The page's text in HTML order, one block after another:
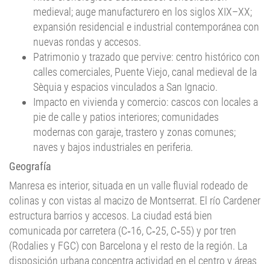
expansión residencial e industrial contemporánea con
nuevas rondas y accesos.
Patrimonio y trazado que pervive: centro histórico con
calles comerciales, Puente Viejo, canal medieval de la
Sèquia y espacios vinculados a San Ignacio.
Impacto en vivienda y comercio: cascos con locales a
pie de calle y patios interiores; comunidades
modernas con garaje, trastero y zonas comunes;
naves y bajos industriales en periferia.
Geografía
Manresa es interior, situada en un valle fluvial rodeado de
colinas y con vistas al macizo de Montserrat. El río Cardener
estructura barrios y accesos. La ciudad está bien
comunicada por carretera (C‑16, C‑25, C‑55) y por tren
(Rodalies y FGC) con Barcelona y el resto de la región. La
disposición urbana concentra actividad en el centro y áreas
comerciales periféricas, con barrios residenciales al norte y